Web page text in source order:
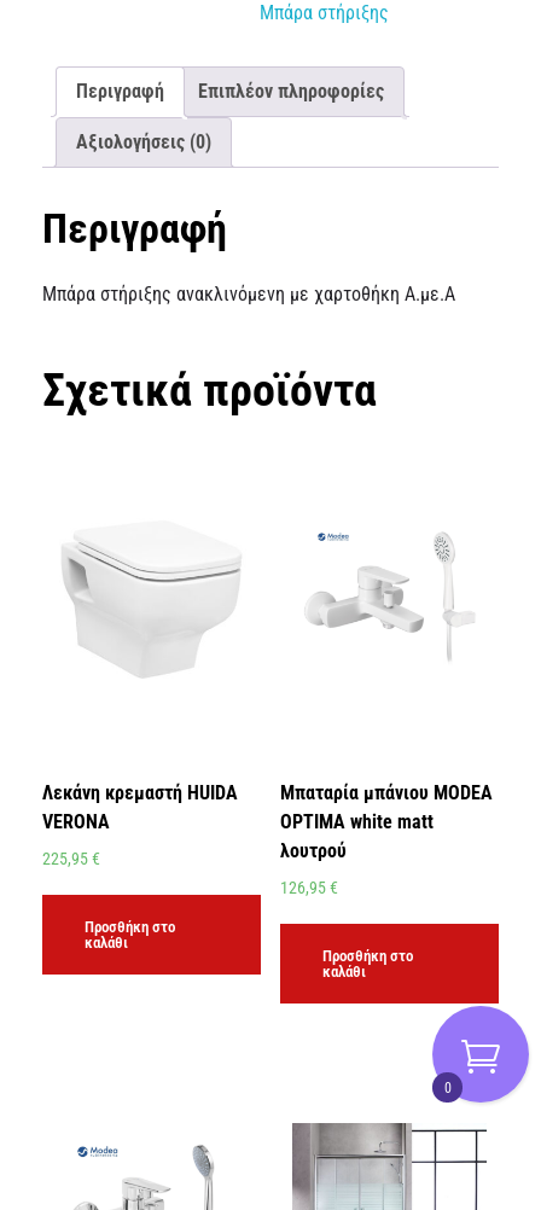
Μπάρα στήριξης
Περιγραφή Επιπλέον πληροφορίες
Αξιολογήσεις (0)
Περιγραφή
Μπάρα στήριξης ανακλινόμενη με χαρτοθήκη Α.με.Α
Σχετικά προϊόντα
Λεκάνη κρεμαστή HUIDA
VERONA
225,95€
Προσθήκη στο
καλάθι
Μπαταρία μπάνιου MODEA
OPTIMA white matt
λουτρού
126,95€
Προσθήκη στο
καλάθι
0